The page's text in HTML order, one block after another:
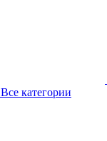
Все категории